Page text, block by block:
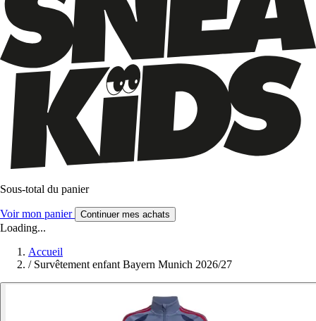
Sous-total du panier
Voir mon panier Continuer mes achats
Loading...
Accueil
/ Survêtement enfant Bayern Munich 2026/27